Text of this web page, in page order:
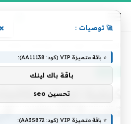
كيفية إجراء مكالمات فيديو تضم
كيفية إجراء
تضم 8 أشخاص في واتساب
🚀 توصيات : ×
⭐ باقة متميزة VIP (كود: AA11138):
باقة باك لينك
تحسين seo
⭐ باقة متميزة VIP (كود: AA35872):